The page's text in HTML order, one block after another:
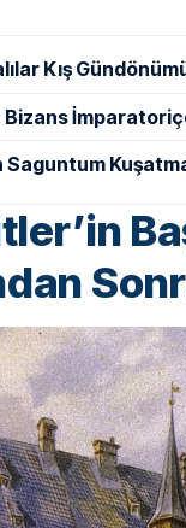
Kış
Bizans
Saguntum